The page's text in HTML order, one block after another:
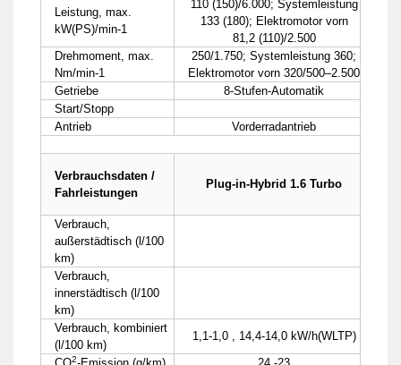
Leistung, max.
kW(PS)/min-1
110 (150)/6.000; Systemleistung
133 (180); Elektromotor vorn
81,2 (110)/2.500
Drehmoment, max.
Nm/min-1
250/1.750; Systemleistung 360;
Elektromotor vorn 320/500–2.500
Getriebe
8-Stufen-Automatik
Start/Stopp
Antrieb
Vorderradantrieb
Verbrauchsdaten /
Fahrleistungen
Plug-in-Hybrid 1.6 Turbo
Verbrauch,
außerstädtisch (l/100
km)
Verbrauch,
innerstädtisch (l/100
km)
Verbrauch, kombiniert
(l/100 km)
1,1-1,0 , 14,4-14,0 kW/h(WLTP)
2